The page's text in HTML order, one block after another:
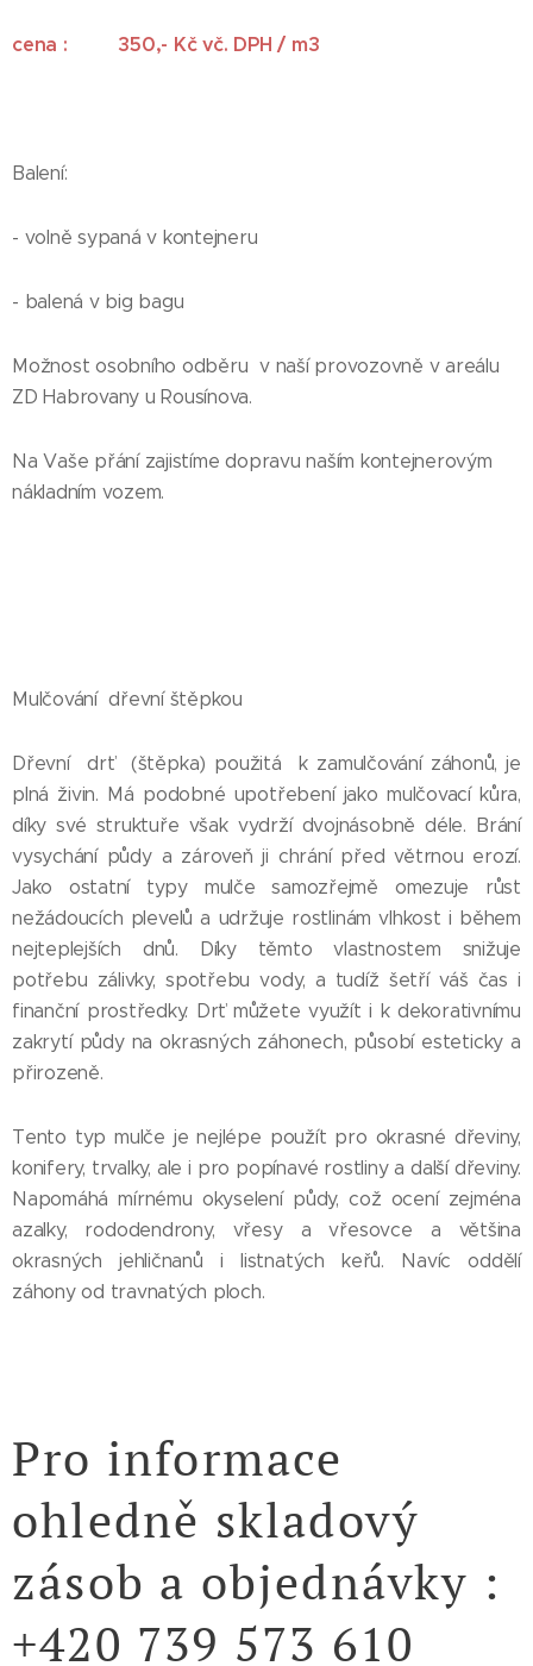
cena : 350,- Kč vč. DPH / m3
Balení:
- volně sypaná v kontejneru
- balená v big bagu
Možnost osobního odběru v naší provozovně v areálu
ZD Habrovany u Rousínova.
Na Vaše přání zajistíme dopravu naším kontejnerovým
nákladním vozem.
Mulčování dřevní štěpkou
Dřevní drť (štěpka) použitá k zamulčování záhonů, je
plná živin. Má podobné upotřebení jako mulčovací kůra,
díky své struktuře však vydrží dvojnásobně déle. Brání
vysychání půdy a zároveň ji chrání před větrnou erozí.
Jako ostatní typy mulče samozřejmě omezuje růst
nežádoucích plevelů a udržuje rostlinám vlhkost i během
nejteplejších dnů. Díky těmto vlastnostem snižuje
potřebu zálivky, spotřebu vody, a tudíž šetří váš čas i
finanční prostředky. Drť můžete využít i k dekorativnímu
zakrytí půdy na okrasných záhonech, působí esteticky a
přirozeně.
Tento typ mulče je nejlépe použít pro okrasné dřeviny,
konifery, trvalky, ale i pro popínavé rostliny a další dřeviny.
Napomáhá mírnému okyselení půdy, což ocení zejména
azalky, rododendrony, vřesy a vřesovce a většina
okrasných jehličnanů i listnatých keřů. Navíc oddělí
záhony od travnatých ploch.
Pro informace
ohledně skladový
zásob a objednávky :
+420 739 573 610